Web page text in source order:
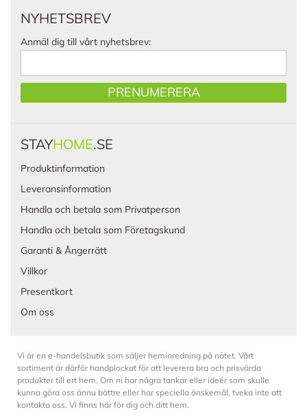
NYHETSBREV
Anmäl dig till vårt nyhetsbrev:
PRENUMERERA
STAYHOME.SE
Produktinformation
Leveransinformation
Handla och betala som Privatperson
Handla och betala som Företagskund
Garanti & Ångerrätt
Villkor
Presentkort
Om oss
Vi är en e-handelsbutik som säljer heminredning på nätet. Vårt
sortiment är därför handplockat för att leverera bra och prisvärda
produkter till ert hem. Om ni har några tankar eller ideér som skulle
kunna göra oss ännu bättre eller har speciella önskemål, tveka inte att
kontakta oss. Vi finns här för dig och ditt hem.